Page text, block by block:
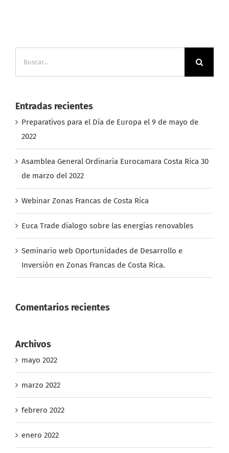
Buscar:
Entradas recientes
Preparativos para el Día de Europa el 9 de mayo de
2022
Asamblea General Ordinaria Eurocamara Costa Rica 30
de marzo del 2022
Webinar Zonas Francas de Costa Rica
Euca Trade dialogo sobre las energias renovables
Seminario web Oportunidades de Desarrollo e
Inversión en Zonas Francas de Costa Rica.
Comentarios recientes
Archivos
mayo 2022
marzo 2022
febrero 2022
enero 2022